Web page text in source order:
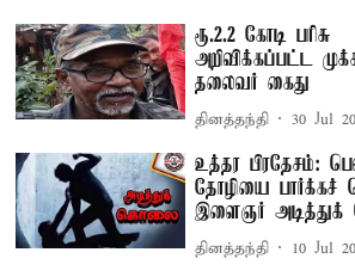
ரூ.2.2 கோடி பரிசு
அறிவிக்கப்பட்ட
தலைவர் கைது
தினத்தந்தி 30 Jul
உத்தர பிரதேசம்:
தோழியை பார்க்கச்
இளைஞர்
தினத்தந்தி 10 Jul